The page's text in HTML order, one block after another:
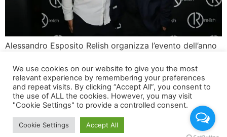
Alessandro Esposito Relish organizza l’evento dell’anno
RELISH (brand di moda femminile fondato nel 2008
dall’imprenditore partenopeo Alessandro Esposito), che
ha presentato la sua collezione Primavera/Estate in una
suggestiva location sul mare campano: Il Rama Beach
Cafe.
We use cookies on our website to give you the most
relevant experience by remembering your preferences
and repeat visits. By clicking “Accept All”, you consent to
the use of ALL the cookies. However, you may visit
"Cookie Settings" to provide a controlled consent.
Cookie Settings Accept All